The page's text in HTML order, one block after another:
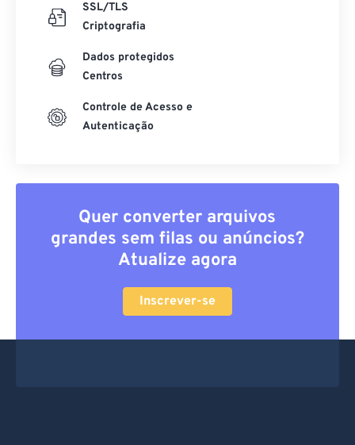
SSL/TLS
Criptografia
Dados protegidos
Centros
Controle de Acesso e
Autenticação
Quer converter arquivos
grandes sem filas ou anúncios?
Atualize agora
Inscrever-se